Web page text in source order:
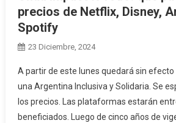
precios de Netflix, Disney,
Spotify
23 Diciembre, 2024
A partir de este lunes quedará sin
una Argentina Inclusiva y Solidaria. Se
los precios. Las plataformas estarán
beneficiados. Luego de cinco años de